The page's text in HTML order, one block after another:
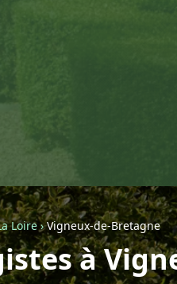
Loire›Vigneux-de-Bretagne
à